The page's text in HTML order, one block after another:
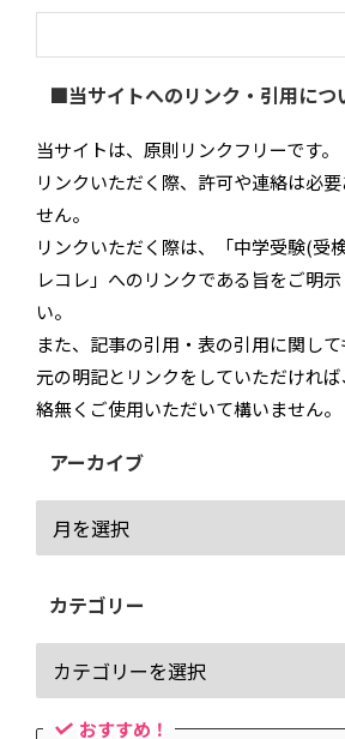
■当サイトへのリンク・引用に
当サイトは、原則リンクフリーです。
リンクいただく際、許可や連絡は必
せん。
リンクいただく際は、「中学受験(受
レコレ」へのリンクである旨をご明
い。
また、記事の引用・表の引用に関し
元の明記とリンクをしていただけれ
絡無くご使用いただいて構いません。
アーカイブ
カテゴリー
おすすめ！